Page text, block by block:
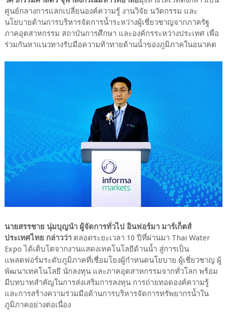
ศูนย์กลางการแลกเปลี่ยนองค์ความรู้ งานวิจัย นวัตกรรม และ
นโยบายด้านการบริหารจัดการน้ำระหว่างผู้เชี่ยวชาญจากภาครัฐ
ภาคอุตสาหกรรม สถาบันการศึกษา และองค์กรระหว่างประเทศ เพื่อ
ร่วมกันหาแนวทางรับมือความท้าทายด้านน้ำของภูมิภาคในอนาคต
นายสรรชาย นุ่มบุญนำ ผู้จัดการทั่วไป อินฟอร์มา มาร์เก็ตส์
ประเทศไทย กล่าวว่า ตลอดระยะเวลา 10 ปีที่ผ่านมา Thai Water
Expo ได้เติบโตจากงานแสดงเทคโนโลยีด้านน้ำ สู่การเป็น
แพลตฟอร์มระดับภูมิภาคที่เชื่อมโยงผู้กำหนดนโยบาย ผู้เชี่ยวชาญ ผู้
พัฒนาเทคโนโลยี นักลงทุน และภาคอุตสาหกรรมจากทั่วโลก พร้อม
มีบทบาทสำคัญในการส่งเสริมการลงทุน การถ่ายทอดองค์ความรู้
และการสร้างความร่วมมือด้านการบริหารจัดการทรัพยากรน้ำใน
ภูมิภาคอย่างต่อเนื่อง